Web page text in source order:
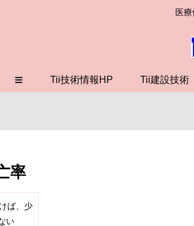
医
≡ Tii技術情報HP Tii建設技術
率